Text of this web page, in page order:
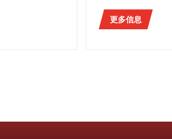
更多信息